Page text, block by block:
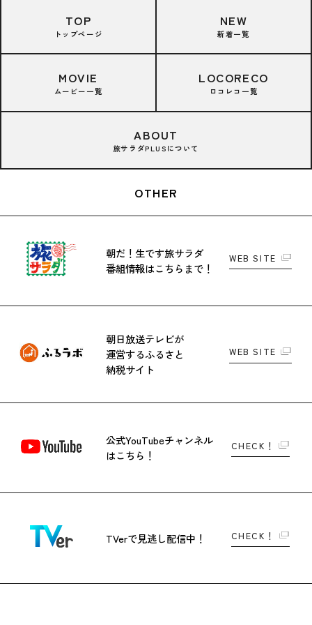
TOP
トップページ
NEW
新着一覧
MOVIE
ムービー一覧
LOCORECO
ロコレコ一覧
ABOUT
旅サラダPLUSについて
OTHER
朝だ！生です旅サラダ
番組情報はこちらまで！
WEB SITE
朝日放送テレビが
運営するふるさと
納税サイト
WEB SITE
公式YouTubeチャンネル
はこちら！
CHECK！
TVerで見逃し配信中！ CHECK！